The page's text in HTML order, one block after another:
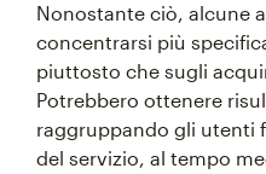
Nonostante ciò, alcune
concentrarsi più
piuttosto che sugli
Potrebbero ottenere
raggruppando gli utenti
del servizio, al tempo